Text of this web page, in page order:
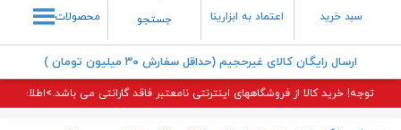
سبد خرید اعتماد به ابزارینا جستجو محصولات
ارسال رایگان کالای غیرحجیم (حداقل سفارش ۳۰ میلیون تومان )
توجه! خرید کالا از فروشگاههای اینترنتی نامعتبر فاقد گارانتی می باشد.>اطلاعات